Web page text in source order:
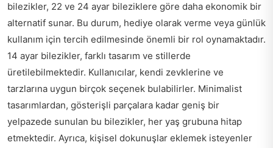
bilezikler, 22 ve 24 ayar bileziklere göre daha ekonomik bir
alternatif sunar. Bu durum, hediye olarak verme veya günlük
kullanım için tercih edilmesinde önemli bir rol oynamaktadır.
14 ayar bilezikler, farklı tasarım ve stillerde
üretilebilmektedir. Kullanıcılar, kendi zevklerine ve
tarzlarına uygun birçok seçenek bulabilirler. Minimalist
tasarımlardan, gösterişli parçalara kadar geniş bir
yelpazede sunulan bu bilezikler, her yaş grubuna hitap
etmektedir. Ayrıca, kişisel dokunuşlar eklemek isteyenler